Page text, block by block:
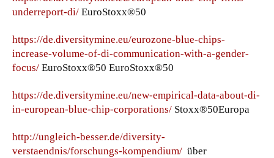
underreport-di/ EuroStoxx®50
https://de.diversitymine.eu/eurozone-blue-chips-
increase-volume-of-di-communication-with-a-gender-
focus/ EuroStoxx®50 EuroStoxx®50
https://de.diversitymine.eu/new-empirical-data-about-di-
in-european-blue-chip-corporations/ Stoxx®50Europa
http://ungleich-besser.de/diversity-
verstaendnis/forschungs-kompendium/ über